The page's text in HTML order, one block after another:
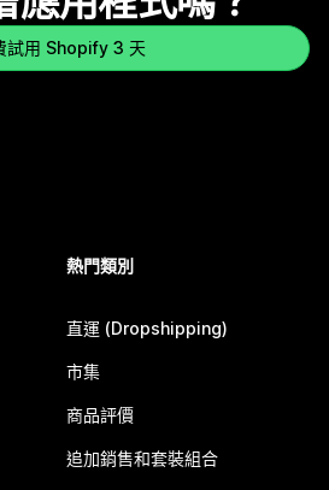
試用 Shopify 3 天
熱門類別
直運 (Dropshipping)
市集
商品評價
追加銷售和套裝組合